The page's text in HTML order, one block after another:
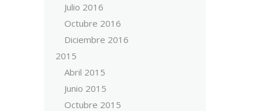
Julio 2016
Octubre 2016
Diciembre 2016
2015
Abril 2015
Junio 2015
Octubre 2015